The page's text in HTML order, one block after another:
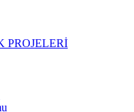
PROJELERİ